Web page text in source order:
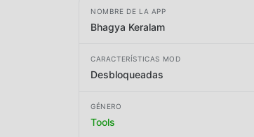
NOMBRE DE LA APP
Bhagya Keralam
CARACTERÍSTICAS MOD
Desbloqueadas
GÉNERO
Tools